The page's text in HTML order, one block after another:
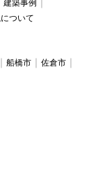
建築事例
について
船橋市
佐倉市